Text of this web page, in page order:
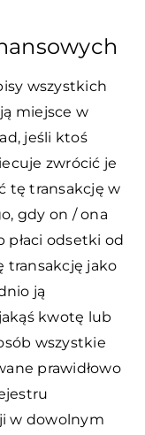
wszystkich
miejsce w
jeśli ktoś
zwrócić je
tę transakcję w
gdy on / ona
płaci odsetki od
transakcję jako
ją
kwotę lub
wszystkie
prawidłowo
w dowolnym